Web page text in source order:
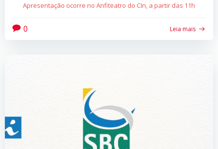
Apresentação ocorre no Anfiteatro do CIn, a partir das 11h
0 Leia mais